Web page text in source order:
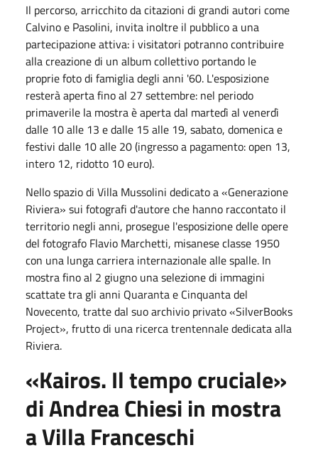
Il percorso, arricchito da citazioni di grandi autori come
Calvino e Pasolini, invita inoltre il pubblico a una
partecipazione attiva: i visitatori potranno contribuire
alla creazione di un album collettivo portando le
proprie foto di famiglia degli anni '60. L'esposizione
resterà aperta fino al 27 settembre: nel periodo
primaverile la mostra è aperta dal martedì al venerdì
dalle 10alle 13 e dalle 15 alle 19, sabato, domenica e
festivi dalle 10alle 20(ingresso a pagamento: open 13,
intero 12, ridotto 10 euro).
Nello spazio di Villa Mussolini dedicato a «Generazione
Riviera» sui fotografi d'autore che hanno raccontato il
territorio negli anni, prosegue l'esposizione delle opere
del fotografo Flavio Marchetti, misanese classe 1950
con una lunga carriera internazionale alle spalle. In
mostra fino al 2 giugno una selezione di immagini
scattate tra gli anni Quaranta e Cinquanta del
Novecento, tratte dal suo archivio privato «SilverBooks
Project», frutto di una ricerca trentennale dedicata alla
Riviera.
«Kairos. Il tempo cruciale»
di Andrea Chiesi in mostra
a Villa Franceschi